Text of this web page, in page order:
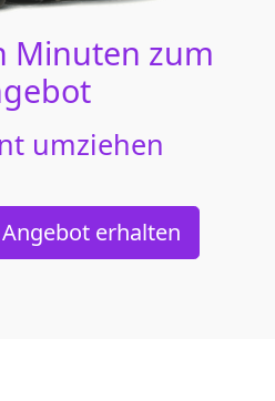
Minuten zum
umziehen
erhalten